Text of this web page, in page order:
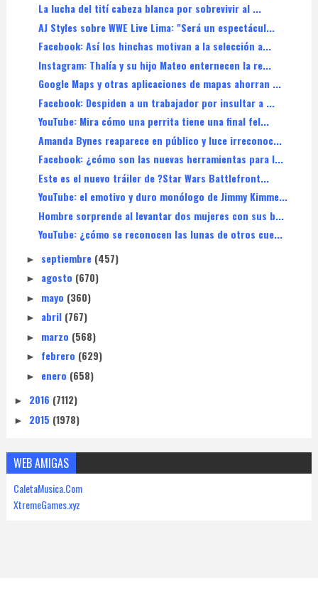
La lucha del tití cabeza blanca por sobrevivir al ...
AJ Styles sobre WWE Live Lima: "Será un espectácul...
Facebook: Así los hinchas motivan a la selección a...
Instagram: Thalía y su hijo Mateo enternecen la re...
Google Maps y otras aplicaciones de mapas ahorran ...
Facebook: Despiden a un trabajador por insultar a ...
YouTube: Mira cómo una perrita tiene una final fel...
Amanda Bynes reaparece en público y luce irreconoc...
Facebook: ¿cómo son las nuevas herramientas para l...
Este es el nuevo tráiler de ?Star Wars Battlefront...
YouTube: el emotivo y duro monólogo de Jimmy Kimme...
Hombre sorprende al levantar dos mujeres con sus b...
YouTube: ¿cómo se reconocen las lunas de otros cue...
► septiembre (457)
► agosto (670)
► mayo (360)
► abril (767)
► marzo (568)
► febrero (629)
► enero (658)
► 2016 (7112)
► 2015 (1978)
WEB AMIGAS
CaletaMusica.Com
XtremeGames.xyz